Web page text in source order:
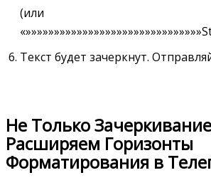
(или
Текст будет зачеркнут.
Не Только
Расширяем Горизонты
Форматирования в